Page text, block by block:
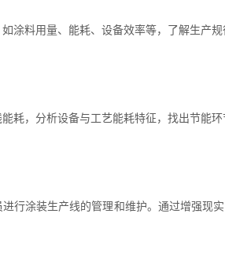
涂料用量、能耗、设备效率等，了解生产
耗，分析设备与工艺能耗特征，找出节能
行涂装生产线的管理和维护。通过增强现